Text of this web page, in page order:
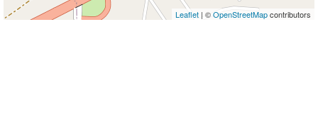
Leaflet | ©OpenStreetMapcontributors